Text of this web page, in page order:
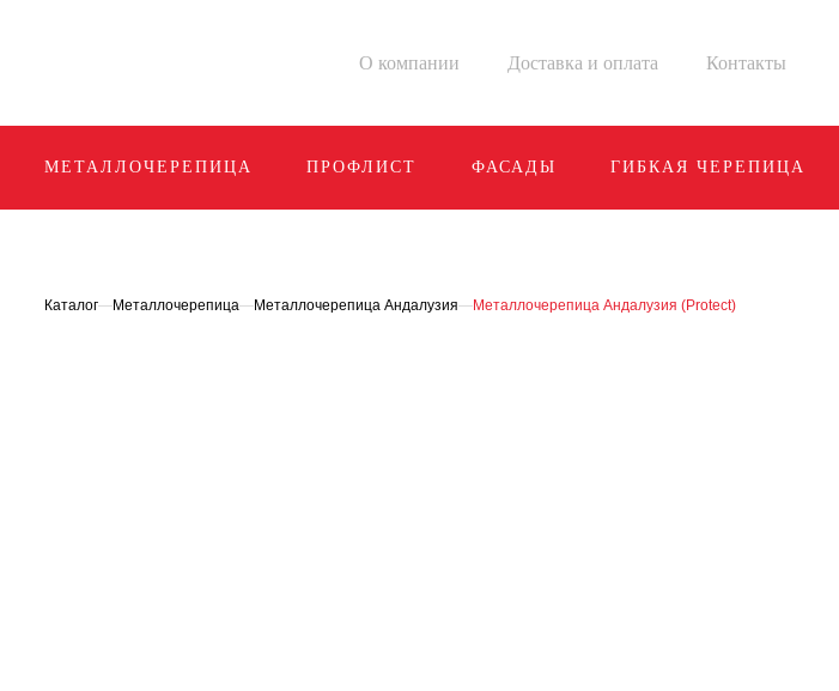
О компании Доставка и оплата Контакты
МЕТАЛЛОЧЕРЕПИЦА ПРОФЛИСТ ФАСАДЫ ГИБКАЯ ЧЕРЕПИЦА
Каталог—Металлочерепица—Металлочерепица Андалузия—Металлочерепица Андалузия (Protect)